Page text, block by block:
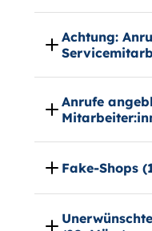
Achtung:
Anrufe
Fake-Shops